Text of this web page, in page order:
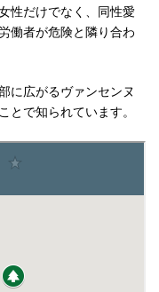
性だけでなく、同性愛
働者が危険と隣り合わ
に広がるヴァンセンヌ
とで知られています。